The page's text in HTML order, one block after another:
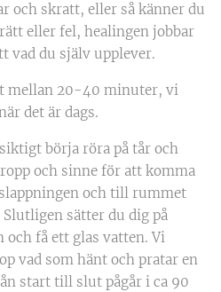
och skratt, eller så känner du
eller fel, healingen jobbar
vad du själv upplever.
mellan 20-40 minuter, vi
det är dags.
börja röra på tår och
och sinne för att komma
och till rummet
sätter du dig på
och få ett glas vatten. Vi
vad som hänt och pratar en
start till slut pågår i ca 90